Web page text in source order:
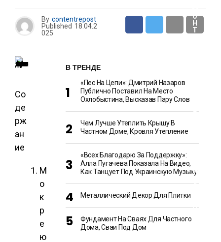
М
О
Н
Т
Е
И
К
У
By contentrepost
Published 18.04.2
025
Со
де
рж
ан
ие
М
о
к
р
е
ю
В ТРЕНДЕ
«Пес На Цепи»: Дмитрий Назаров
Публично Поставил На Место
Охлобыстина, Высказав Пару Слов
Чем Лучше Утеплить Крышу В
Частном Доме, Кровля Утепление
«Всех Благодарю За Поддержку»:
Алла Пугачева Показала На Видео,
Как Танцует Под Украинскую Музыку
Металлический Декор Для Плитки
Фундамент На Сваях Для Частного
Дома, Сваи Под Дом